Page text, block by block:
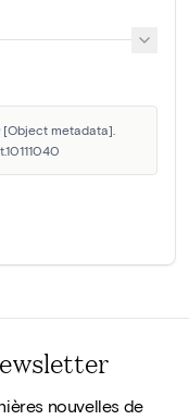
[Object metadata].
nouvelles de